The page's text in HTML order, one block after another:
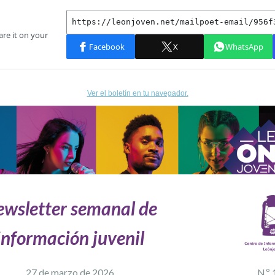
Ver el boletín en tu navegador.
semanal de
juvenil
27 de marzo de 2026 N.º